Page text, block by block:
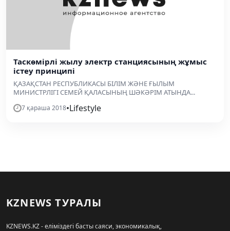
Таскөмірлі жылу электр станциясының жұмыс
істеу принципі
ҚАЗАҚСТАН РЕСПУБЛИКАСЫ БІЛІМ ЖӘНЕ ҒЫЛЫМ
МИНИСТРЛІГІ СЕМЕЙ ҚАЛАСЫНЫҢ ШӘКӘРІМ АТЫНДА...
7 қараша 2018•Lifestyle
KZNEWS ТУРАЛЫ
KZNEWS.KZ - еліміздегі басты саяси, экономикалық,